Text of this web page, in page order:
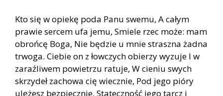
Kto się w opiekę poda Panu swemu, A całym
prawie sercem ufa jemu, Smiele rzec może: mam
obrońcę Boga, Nie będzie u mnie straszna żadna
trwoga. Ciebie on z łowczych obierzy wyzuje I w
zaraźliwem powietrzu ratuje, W cieniu swych
skrzydeł zachowa cię wiecznie, Pod jego pióry
ulężesz bezpiecznie. Stateczność jego tarcz i